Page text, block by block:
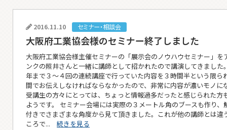
2016.11.10 セミナー・相談会
大阪府工業協会様のセミナー終了しました
大阪府工業協会様主催セミナーの「展示会のノウハウセミナー」を
ンクの照井さんと一緒に講師として招かれたので講演してきました
年まで３～４回の連続講座で行っていた内容を３時間半という限ら
間でお伝えしなければならなかったので、非常に内容が濃いモノに
受講生の方々にとっては、ちょっと情報過多だったと感じられた方
ようです。 セミナー会場には実際の３メートル角のブースも作り、
付きでさまざまな角度から見て頂きました。これが他の講師とは違
ころで... 続きを見る